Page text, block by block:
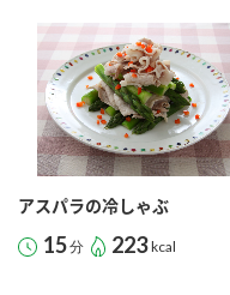
アスパラの冷しゃぶ
15分 223 kcal